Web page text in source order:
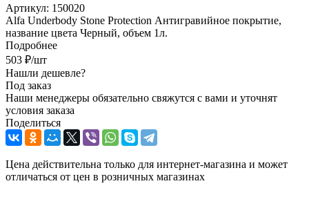
Артикул: 150020
Alfa Underbody Stone Protection Антигравийное покрытие,
название цвета Черный, объем 1л.
Подробнее
503 ₽/шт
Нашли дешевле?
Под заказ
Наши менеджеры обязательно свяжутся с вами и уточнят
условия заказа
Поделиться
Цена действительна только для интернет-магазина и может
отличаться от цен в розничных магазинах